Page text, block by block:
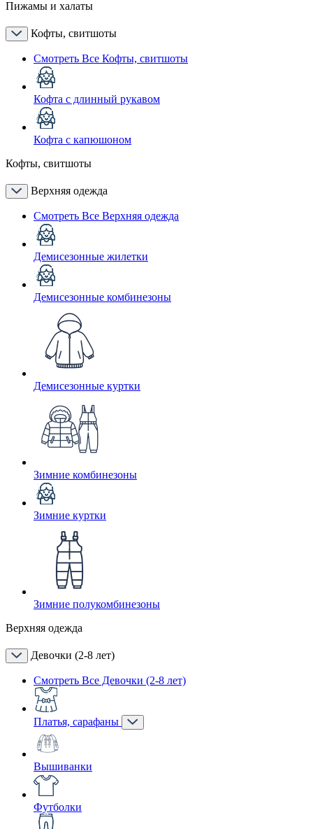
Пижамы и халаты
Кофты, свитшоты
Смотреть Все Кофты, свитшоты
Кофта с длинный рукавом
Кофта с капюшоном
Кофты, свитшоты
Верхняя одежда
Смотреть Все Верхняя одежда
Демисезонные жилетки
Демисезонные комбинезоны
Демисезонные куртки
Зимние комбинезоны
Зимние куртки
Зимние полукомбинезоны
Верхняя одежда
Девочки (2-8 лет)
Смотреть Все Девочки (2-8 лет)
Платья, сарафаны
Вышиванки
Футболки